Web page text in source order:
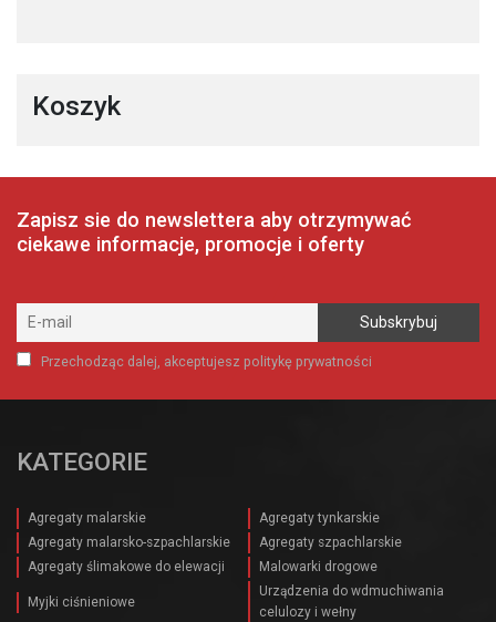
Koszyk
Zapisz sie do newslettera aby otrzymywać
ciekawe informacje, promocje i oferty
Przechodząc dalej, akceptujesz politykę prywatności
KATEGORIE
Agregaty malarskie
Agregaty tynkarskie
Agregaty malarsko-szpachlarskie
Agregaty szpachlarskie
Agregaty ślimakowe do elewacji
Malowarki drogowe
Myjki ciśnieniowe
Urządzenia do wdmuchiwania
celulozy i wełny